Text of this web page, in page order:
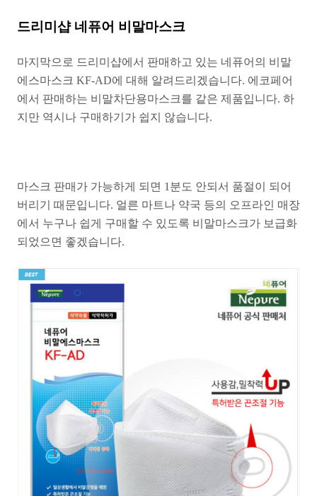
드리미샵 네퓨어 비말마스크
마지막으로 드리미샵에서 판매하고 있는 네퓨어의 비말
에스마스크 KF-AD에 대해 알려드리겠습니다. 에코페어
에서 판매하는 비말차단용마스크를 같은 제품입니다. 하
지만 역시나 구매하기가 쉽지 않습니다.
마스크 판매가 가능하게 되면 1분도 안되서 품절이 되어
버리기 때문입니다. 얼른 마트나 약국 등의 오프라인 매장
에서 누구나 쉽게 구매할 수 있도록 비말마스크가 보급화
되었으면 좋겠습니다.